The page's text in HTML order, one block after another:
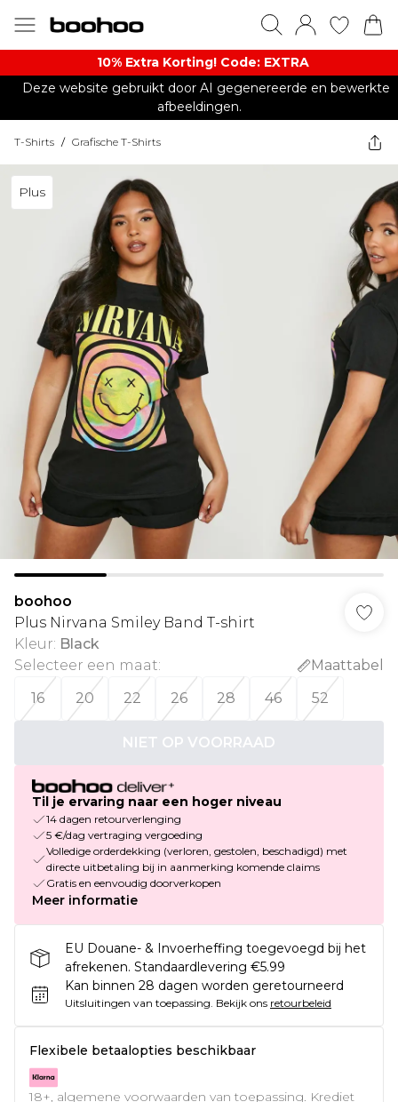
10% Extra Korting! Code: EXTRA​
Deze website gebruikt door AI gegenereerde en bewerkte
afbeeldingen.
T-Shirts / Grafische T-Shirts
Plus
boohoo
Plus Nirvana Smiley Band T-shirt
Kleur: Black
Selecteer een maat:
Maattabel
16
20 22 26 28 46 52
NIET OP VOORRAAD
Til je ervaring naar een hoger niveau
14 dagen retourverlenging
5 €/dag vertraging vergoeding
Volledige orderdekking (verloren, gestolen, beschadigd) met
directe uitbetaling bij in aanmerking komende claims
Gratis en eenvoudig doorverkopen
Meer informatie
EU Douane- & Invoerheffing toegevoegd bij het
afrekenen. Standaardlevering €5.99
Kan binnen 28 dagen worden geretourneerd
Uitsluitingen van toepassing. Bekijk ons retourbeleid
Flexibele betaalopties beschikbaar
18+, algemene voorwaarden van toepassing. Krediet